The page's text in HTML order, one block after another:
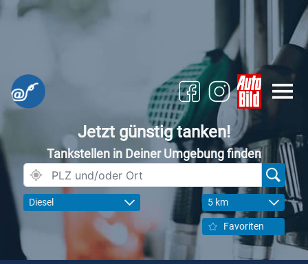
Jetzt günstig tanken!
Tankstellen in Deiner Umgebung finden
Diesel 5 km
Favoriten